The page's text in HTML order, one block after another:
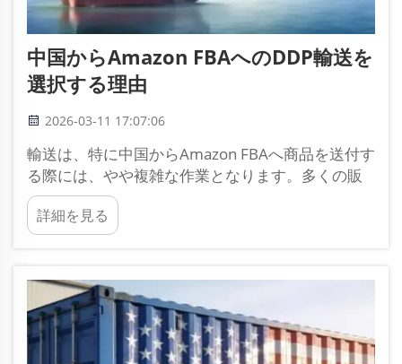
中国からAmazon FBAへのDDP輸送を
選択する理由
2026-03-11 17:07:06
輸送は、特に中国からAmazon FBAへ商品を送付す
る際には、やや複雑な作業となります。多くの販
売事業者は、このプロセスをより簡便かつ低コス
トにしたいと考えています。その一つの優れた方
法が、DDP輸送を選択することです。DDPとは
ます。これは、販売事業者が…
詳細を見る